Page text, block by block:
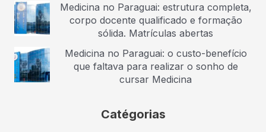
Medicina no Paraguai: estrutura completa,
corpo docente qualificado e formação
sólida. Matrículas abertas
Medicina no Paraguai: o custo-benefício
que faltava para realizar o sonho de
cursar Medicina
Catégorias